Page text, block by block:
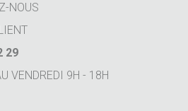
NOUS
29
VENDREDI 9H - 18H